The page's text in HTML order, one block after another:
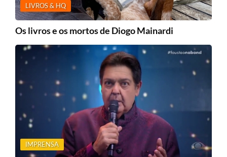
LIVROS & HQ
Os livros e os mortos de Diogo Mainardi
IMPRENSA